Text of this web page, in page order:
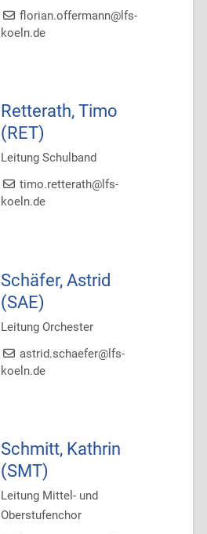
florian.offermann@lfs-
koeln.de
Retterath, Timo
(RET)
Leitung Schulband
timo.retterath@lfs-
koeln.de
Schäfer, Astrid
(SAE)
Leitung Orchester
astrid.schaefer@lfs-
koeln.de
Schmitt, Kathrin
(SMT)
Leitung Mittel- und
Oberstufenchor